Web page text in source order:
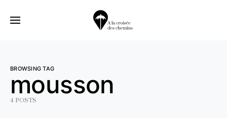
BROWSING TAG
mousson
4 POSTS